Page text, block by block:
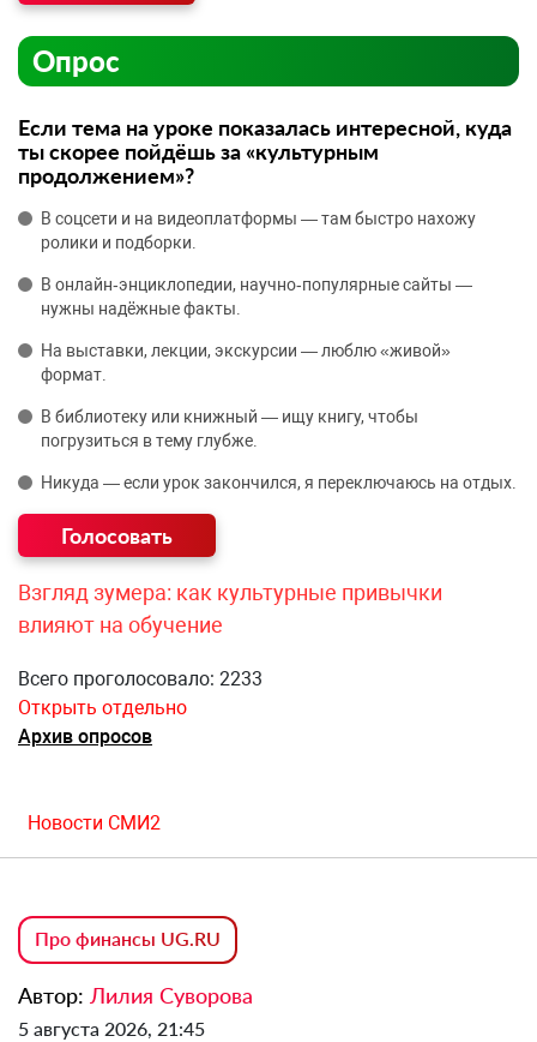
Опрос
Если тема на уроке показалась интересной, куда
ты скорее пойдёшь за «культурным
продолжением»?
В соцсети и на видеоплатформы — там быстро нахожу
ролики и подборки.
В онлайн‑энциклопедии, научно‑популярные сайты —
нужны надёжные факты.
На выставки, лекции, экскурсии — люблю «живой»
формат.
В библиотеку или книжный — ищу книгу, чтобы
погрузиться в тему глубже.
Никуда — если урок закончился, я переключаюсь на отдых.
Взгляд зумера: как культурные привычки
влияют на обучение
Всего проголосовало: 2233
Открыть отдельно
Архив опросов
Новости СМИ2
Про финансы UG.RU
Автор: Лилия Суворова
5 августа 2026, 21:45